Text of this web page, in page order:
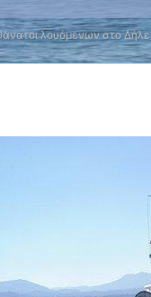
λουόμενων στο